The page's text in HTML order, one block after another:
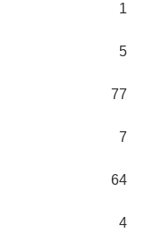
1
5
77
7
64
4